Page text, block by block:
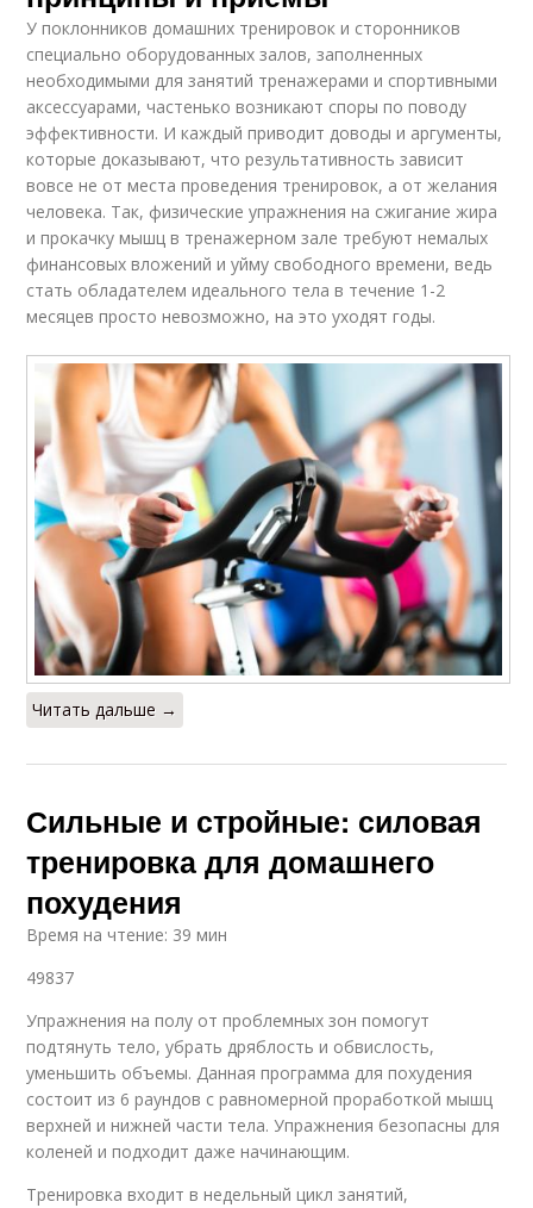
У поклонников домашних тренировок и сторонников
специально оборудованных залов, заполненных
необходимыми для занятий тренажерами и спортивными
аксессуарами, частенько возникают споры по поводу
эффективности. И каждый приводит доводы и аргументы,
которые доказывают, что результативность зависит
вовсе не от места проведения тренировок, а от желания
человека. Так, физические упражнения на сжигание жира
и прокачку мышц в тренажерном зале требуют немалых
финансовых вложений и уйму свободного времени, ведь
стать обладателем идеального тела в течение 1-2
месяцев просто невозможно, на это уходят годы.
Читать дальше →
Сильные и стройные: силовая
тренировка для домашнего
похудения
Время на чтение: 39 мин
49837
Упражнения на полу от проблемных зон помогут
подтянуть тело, убрать дряблость и обвислость,
уменьшить объемы. Данная программа для похудения
состоит из 6 раундов с равномерной проработкой мышц
верхней и нижней части тела. Упражнения безопасны для
коленей и подходит даже начинающим.
Тренировка входит в недельный цикл занятий,